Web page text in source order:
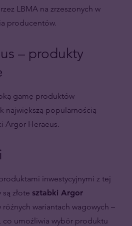
LBMA na zrzeszonych w
producentów.
– produkty
gamę produktów
największą popularnością
Argor Heraeus.
inwestycyjnymi z tej
złote sztabki Argor
wariantach wagowych –
co umożliwia wybór produktu